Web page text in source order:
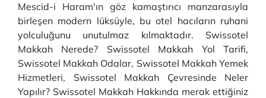
Mescid-i Haram'ın göz kamaştırıcı manzarasıyla
birleşen modern lüksüyle, bu otel hacıların ruhani
yolculuğunu unutulmaz kılmaktadır. Swissotel
Makkah Nerede? Swissotel Makkah Yol Tarifi,
Swissotel Makkah Odalar, Swissotel Makkah Yemek
Hizmetleri, Swissotel Makkah Çevresinde Neler
Yapılır? Swissotel Makkah Hakkında merak ettiğiniz